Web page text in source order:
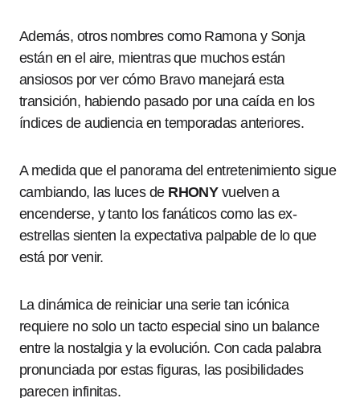
Además, otros nombres como Ramona y Sonja
están en el aire, mientras que muchos están
ansiosos por ver cómo Bravo manejará esta
transición, habiendo pasado por una caída en los
índices de audiencia en temporadas anteriores.
A medida que el panorama del entretenimiento sigue
cambiando, las luces de RHONYvuelven a
encenderse, y tanto los fanáticos como las ex-
estrellas sienten la expectativa palpable de lo que
está por venir.
La dinámica de reiniciar una serie tan icónica
requiere no solo un tacto especial sino un balance
entre la nostalgia y la evolución. Con cada palabra
pronunciada por estas figuras, las posibilidades
parecen infinitas.